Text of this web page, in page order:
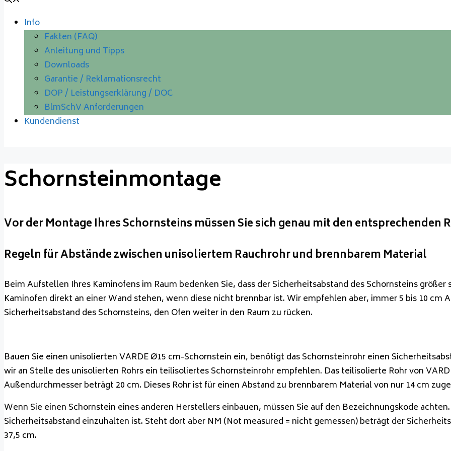
Info
Fakten (FAQ)
Anleitung und Tipps
Downloads
Garantie / Reklamationsrecht
DOP / Leistungserklärung / DOC
BlmSchV Anforderungen
Kundendienst
Schornsteinmontage
Vor der Montage Ihres Schornsteins müssen Sie sich genau mit den entsprechenden
Regeln für Abstände zwischen unisoliertem Rauchrohr und brennbarem Material
Beim Aufstellen Ihres Kaminofens im Raum bedenken Sie, dass der Sicherheitsabstand des Schornsteins
Kaminofen direkt an einer Wand stehen, wenn diese nicht brennbar ist. Wir empfehlen aber, immer 5 bis 10 cm
Sicherheitsabstand des Schornsteins, den Ofen weiter in den Raum zu rücken.
Bauen Sie einen unisolierten VARDE Ø15 cm-Schornstein ein, benötigt das Schornsteinrohr einen
wir an Stelle des unisolierten Rohrs ein teilisoliertes Schornsteinrohr empfehlen. Das teilisolierte Rohr von
Außendurchmesser beträgt 20 cm. Dieses Rohr ist für einen Abstand zu brennbarem Material von nur 14 cm
Wenn Sie einen Schornstein eines anderen Herstellers einbauen, müssen Sie auf den Bezeichnungskode
Sicherheitsabstand einzuhalten ist. Steht dort aber NM (Not measured = nicht gemessen) beträgt der
37,5 cm.